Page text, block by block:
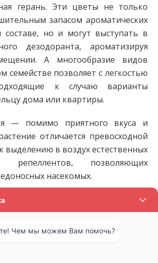
герань. Эти цветы не только
запасом ароматических
составе, но и могут выступать в
дезодоранта, ароматизируя
А многообразие видов
семействе позволяет с легкостью
к случаю варианты
дома или квартиры.
— помимо приятного вкуса и
отличается превосходной
выделению в воздух естественных
позволяющих
насекомых.
но окна летом не откроешь.